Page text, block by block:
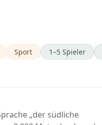
Sport 1–5 Spieler
„der südliche